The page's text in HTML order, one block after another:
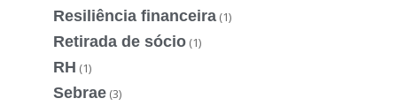
Resiliência financeira (1)
Retirada de sócio (1)
RH (1)
Sebrae (3)